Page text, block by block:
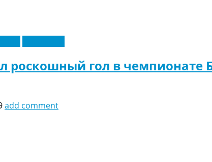
роскошный гол в чемпионате
add comment